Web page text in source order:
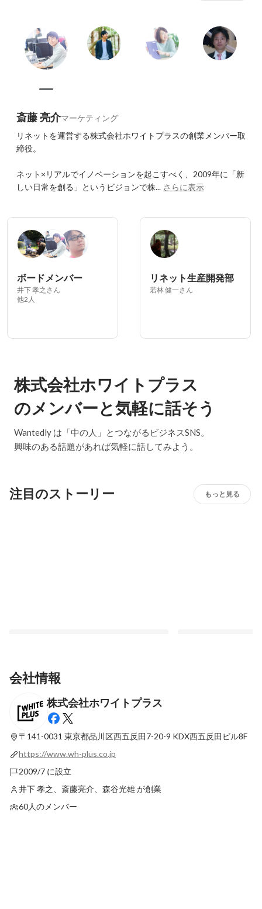
斎藤 亮介マーケティング
リネットを運営する株式会社ホワイトプラスの創業メンバー取
締役。
ネット×リアルでイノベーションを起こすべく、2009年に「新
しい日常を創る」というビジョンで株... さらに表示
ボードメンバー
井下 孝之さん
他2人
リネット生産開発部
若林 健一さん
株式会社ホワイトプラス
のメンバーと気軽に話そう
Wantedly は「中の人」とつながるビジネスSNS。
興味のある話題があれば気軽に話してみよう。
注目のストーリー もっと見る
【2021/11/05更新】興味持っていただいた
方に読んで欲しい！ホワイトプラスのまと
め記事
固定された投稿 固定された投稿
会社情報
株式会社ホワイトプラス
〒141-0031 東京都品川区西五反田7-20-9 KDX西五反田ビル8F
https://www.wh-plus.co.jp
2009/7 に設立
井下 孝之、斎藤亮介、森谷光雄 が創業
60人のメンバー